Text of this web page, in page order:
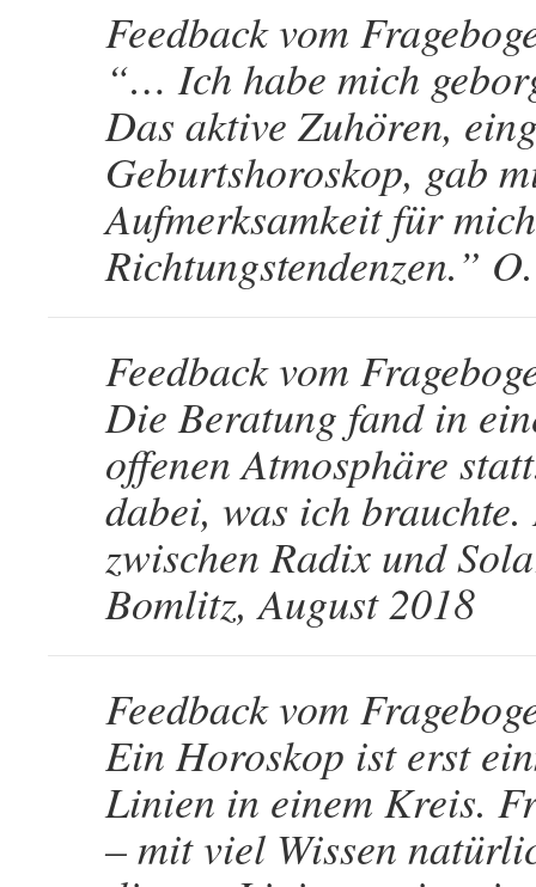
Feedback vom
“… Ich habe mich
Das aktive Zuhören,
Geburtshoroskop, gab
Aufmerksamkeit für
Richtungstendenzen.”
Feedback vom
Die Beratung fand in
offenen Atmosphäre
dabei, was ich
zwischen Radix und
Bomlitz, August 2018
Feedback vom
Ein Horoskop ist erst
Linien in einem Kreis.
– mit viel Wissen